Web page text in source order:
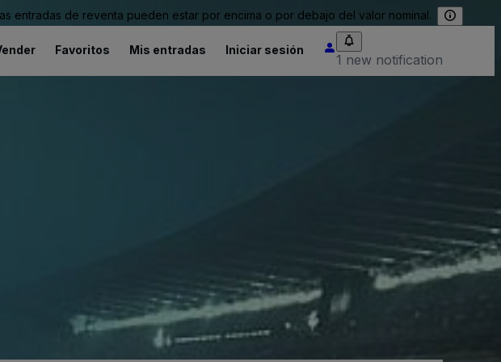
entradas de reventa pueden estar por encima o por debajo del valor nominal.
Favoritos Mis entradas Iniciar sesión
1 new notification